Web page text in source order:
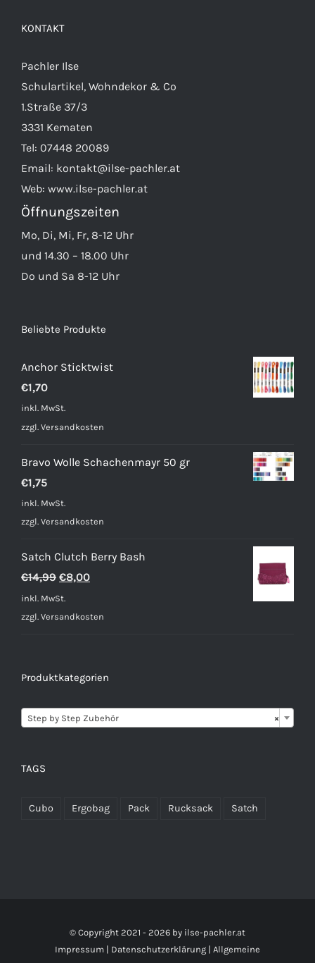
KONTAKT
Pachler Ilse
Schulartikel, Wohndekor & Co
1.Straße 37/3
3331 Kematen
Tel: 07448 20089
Email: kontakt@ilse-pachler.at
Web: www.ilse-pachler.at
Öffnungszeiten
Mo, Di, Mi, Fr, 8-12 Uhr
und 14.30 – 18.00 Uhr
Do und Sa 8-12 Uhr
Beliebte Produkte
Anchor Sticktwist
€1,70
inkl. MwSt.
zzgl. Versandkosten
Bravo Wolle Schachenmayr 50 gr
€1,75
inkl. MwSt.
zzgl. Versandkosten
Satch Clutch Berry Bash
€14,99 Ursprünglicher
Preis
war:
€8,00Aktueller
ist:
inkl. MwSt.
zzgl. Versandkosten
Produktkategorien
×
Step by Step Zubehör
TAGS
Cubo Ergobag Pack Rucksack Satch
© Copyright 2021 - 2026 by ilse-pachler.at
Impressum | Datenschutzerklärung | Allgemeine